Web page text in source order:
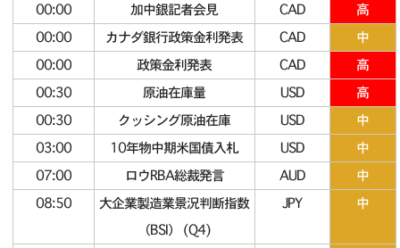
00:00
加中銀記者会見 CAD
高
00:00
カナダ銀行政策金利発表 CAD
中
00:00
政策金利発表 CAD
高
00:30
原油在庫量 USD
高
00:30
クッシング原油在庫 USD
中
03:00
10年物中期米国債入札 USD
中
07:00
ロウRBA総裁発言 AUD
中
08:50
大企業製造業景況判断指数
（BSI） (Q4)
JPY 中